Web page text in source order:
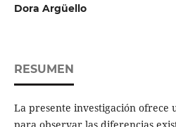
Dora Argüello
RESUMEN
La presente investigación ofrece